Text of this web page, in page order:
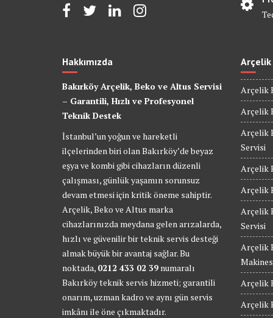
Hakkımızda
Bakırköy Arçelik, Beko ve Altus Servisi
– Garantili, Hızlı ve Profesyonel
Teknik Destek
İstanbul’un yoğun ve hareketli
ilçelerinden biri olan Bakırköy’de beyaz
eşya ve kombi gibi cihazların düzenli
çalışması, günlük yaşamın sorunsuz
devam etmesi için kritik öneme sahiptir.
Arçelik, Beko ve Altus marka
cihazlarınızda meydana gelen arızalarda,
hızlı ve güvenilir bir teknik servis desteği
almak büyük bir avantaj sağlar. Bu
noktada, 0212 433 02 39 numaralı
Bakırköy teknik servis hizmeti; garantili
onarım, uzman kadro ve aynı gün servis
imkânı ile öne çıkmaktadır.
Arçelik
Arçelik
Arçelik
Arçelik
Servisi
Arçelik
Arçelik
Arçelik
Servisi
Arçelik
Arçelik
Arçelik